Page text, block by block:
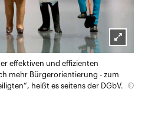
Lightbox
effektiven und effizienten
mehr Bürgerorientierung - zum
heißt es seitens der DGbV.
©